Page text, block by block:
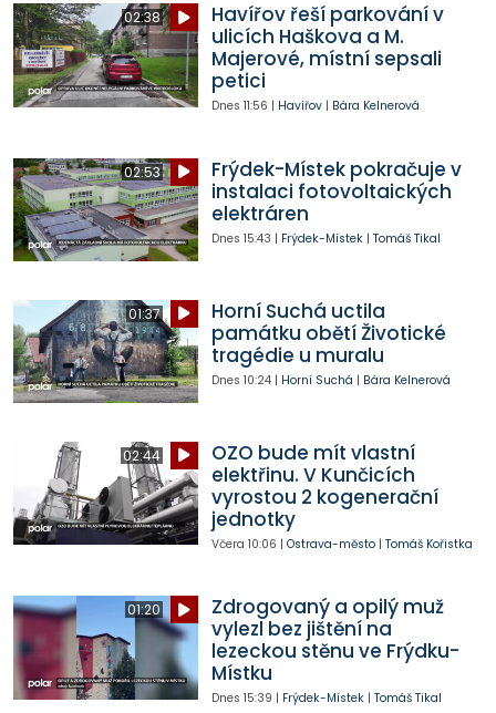
02:38
Havířov řeší parkování v
ulicích Haškova a M.
Majerové, místní sepsali
petici
Dnes 11:56 | Havířov| Bára Kelnerová
02:53
Frýdek-Místek pokračuje v
instalaci fotovoltaických
elektráren
Dnes 15:43 | Frýdek-Místek| Tomáš Tikal
01:37
Horní Suchá uctila
památku obětí Životické
tragédie u muralu
Dnes 10:24| Horní Suchá | Bára Kelnerová
02:44
OZO bude mít vlastní
elektřinu. V Kunčicích
vyrostou 2 kogenerační
jednotky
Včera 10:06 | Ostrava-město| Tomáš Kořistka
01:20
Zdrogovaný a opilý muž
vylezl bez jištění na
lezeckou stěnu ve Frýdku-
Místku
Dnes 15:39 | Frýdek-Místek| Tomáš Tikal